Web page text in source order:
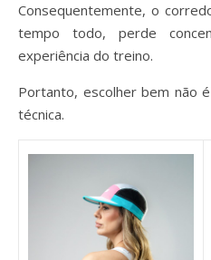
Consequentemente, o
tempo todo, perde
experiência do treino.
Portanto, escolher bem não
técnica.